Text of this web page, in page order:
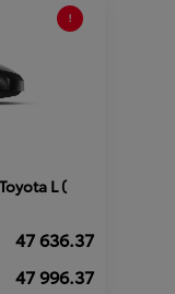
L (
47 636.37
47 996.37